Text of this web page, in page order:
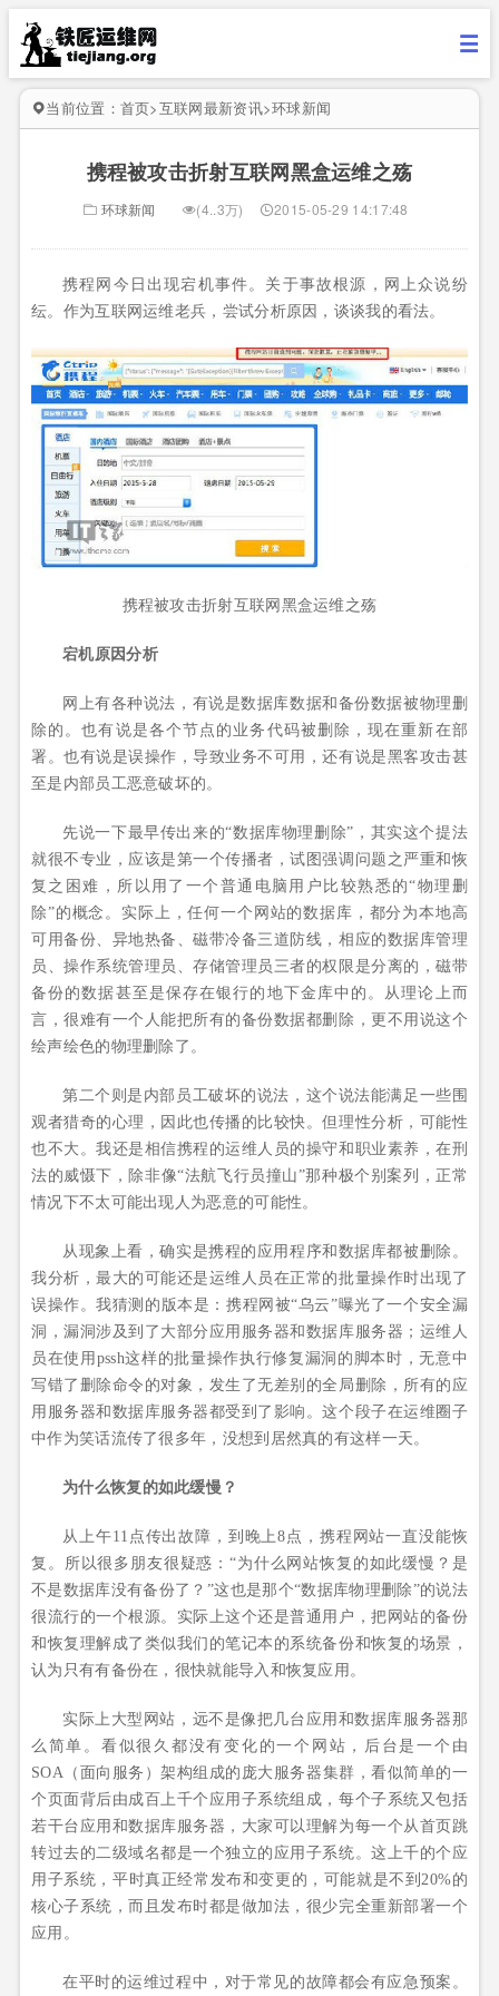
当前位置： 首页>互联网最新资讯>环球新闻
携程被攻击折射互联网黑盒运维之殇
环球新闻 (4..3万) 2015-05-29 14:17:48
携程网今日出现宕机事件。关于事故根源，网上众说纷
纭。作为互联网运维老兵，尝试分析原因，谈谈我的看法。
携程被攻击折射互联网黑盒运维之殇
宕机原因分析
网上有各种说法，有说是数据库数据和备份数据被物理删
除的。也有说是各个节点的业务代码被删除，现在重新在部
署。也有说是误操作，导致业务不可用，还有说是黑客攻击甚
至是内部员工恶意破坏的。
先说一下最早传出来的“数据库物理删除”，其实这个提法
就很不专业，应该是第一个传播者，试图强调问题之严重和恢
复之困难，所以用了一个普通电脑用户比较熟悉的“物理删
除”的概念。实际上，任何一个网站的数据库，都分为本地高
可用备份、异地热备、磁带冷备三道防线，相应的数据库管理
员、操作系统管理员、存储管理员三者的权限是分离的，磁带
备份的数据甚至是保存在银行的地下金库中的。从理论上而
言，很难有一个人能把所有的备份数据都删除，更不用说这个
绘声绘色的物理删除了。
第二个则是内部员工破坏的说法，这个说法能满足一些围
观者猎奇的心理，因此也传播的比较快。但理性分析，可能性
也不大。我还是相信携程的运维人员的操守和职业素养，在刑
法的威慑下，除非像“法航飞行员撞山”那种极个别案列，正常
情况下不太可能出现人为恶意的可能性。
从现象上看，确实是携程的应用程序和数据库都被删除。
我分析，最大的可能还是运维人员在正常的批量操作时出现了
误操作。我猜测的版本是：携程网被“乌云”曝光了一个安全漏
洞，漏洞涉及到了大部分应用服务器和数据库服务器；运维人
员在使用pssh这样的批量操作执行修复漏洞的脚本时，无意中
写错了删除命令的对象，发生了无差别的全局删除，所有的应
用服务器和数据库服务器都受到了影响。这个段子在运维圈子
中作为笑话流传了很多年，没想到居然真的有这样一天。
为什么恢复的如此缓慢？
从上午11点传出故障，到晚上8点，携程网站一直没能恢
复。所以很多朋友很疑惑：“为什么网站恢复的如此缓慢？是
不是数据库没有备份了？”这也是那个“数据库物理删除”的说法
很流行的一个根源。实际上这个还是普通用户，把网站的备份
和恢复理解成了类似我们的笔记本的系统备份和恢复的场景，
认为只有有备份在，很快就能导入和恢复应用。
实际上大型网站，远不是像把几台应用和数据库服务器那
么简单。看似很久都没有变化的一个网站，后台是一个由
SOA（面向服务）架构组成的庞大服务器集群，看似简单的一
个页面背后由成百上千个应用子系统组成，每个子系统又包括
若干台应用和数据库服务器，大家可以理解为每一个从首页跳
转过去的二级域名都是一个独立的应用子系统。这上千的个应
用子系统，平时真正经常发布和变更的，可能就是不到20%的
核心子系统，而且发布时都是做加法，很少完全重新部署一个
应用。
在平时的运维过程中，对于常见的故障都会有应急预案。